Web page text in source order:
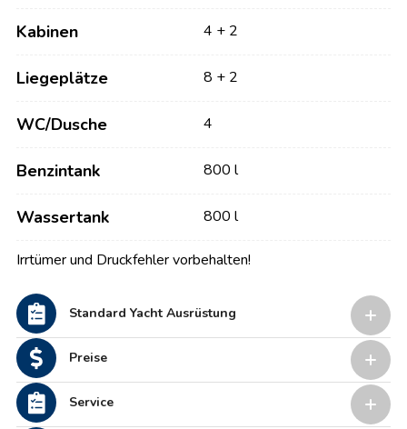
Kabinen 4 + 2
Liegeplätze 8 + 2
WC/Dusche 4
Benzintank 800 l
Wassertank 800 l
Irrtümer und Druckfehler vorbehalten!
Standard Yacht Ausrüstung
Preise
Service